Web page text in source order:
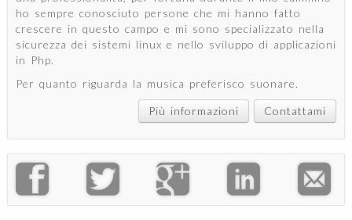
ho sempre conosciuto persone che mi hanno fatto
crescere in questo campo e mi sono specializzato nella
sicurezza dei sistemi linux e nello sviluppo di applicazioni
in Php.
Per quanto riguarda la musica preferisco suonare.
Più informazioni Contattami